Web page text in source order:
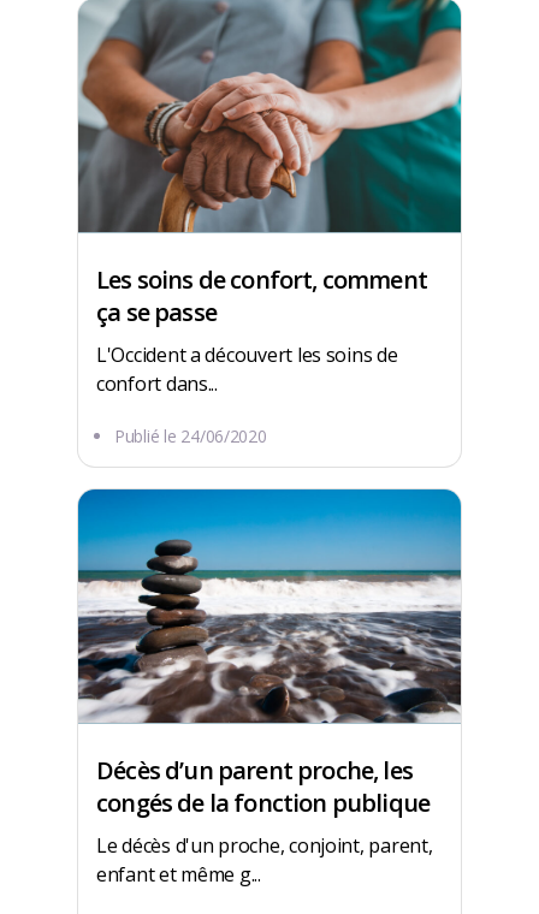
Les soins de confort, comment
ça se passe
L'Occident a découvert les soins de
confort dans...
Publié le 24/06/2020
Décès d’un parent proche, les
congés de la fonction publique
Le décès d'un proche, conjoint, parent,
enfant et même g...